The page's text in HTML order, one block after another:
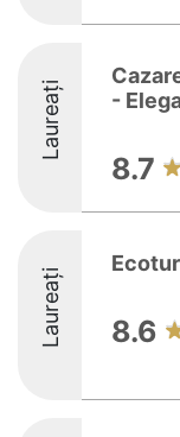
Laureați
-
8.7
Laureați 8.6